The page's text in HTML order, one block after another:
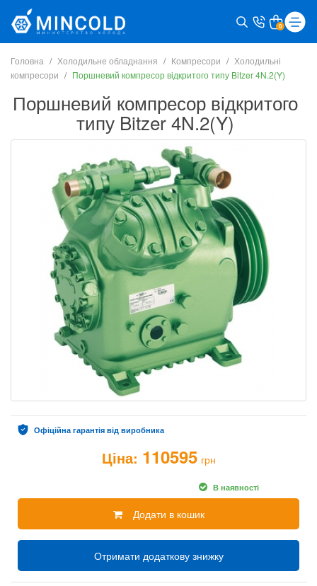
0
Головна Холодильне обладнання Компресори
Холодильні
компресори
Поршневий компресор відкритого типу Bitzer 4N.2(Y)
Поршневий компресор відкритого
типу Bitzer 4N.2(Y)
Офіційна гарантія від виробника
Ціна: 110595 грн
В наявності
Додати в кошик
Отримати додаткову знижку